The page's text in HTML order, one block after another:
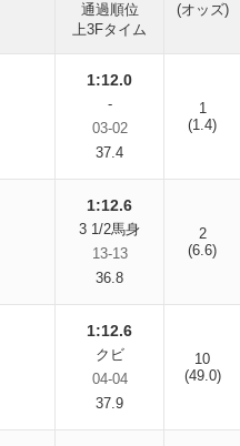
通過順位
上3Fタイム
(オッズ)
1:12.0
-
03-02
37.4
1
(1.4)
1:12.6
3 1/2馬身
13-13
36.8
2
(6.6)
1:12.6
クビ
04-04
37.9
10
(49.0)